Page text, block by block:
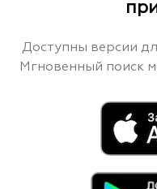
Доступны версии
Мгновенный поиск